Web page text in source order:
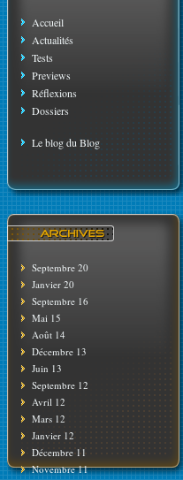
Accueil
Actualités
Tests
Previews
Réflexions
Dossiers
Le blog du Blog
Septembre 20
Janvier 20
Septembre 16
Mai 15
Août 14
Décembre 13
Juin 13
Septembre 12
Avril 12
Mars 12
Janvier 12
Décembre 11
Novembre 11